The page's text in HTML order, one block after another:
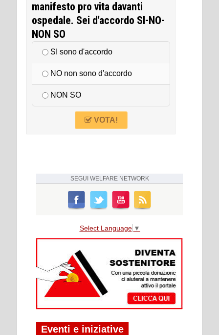
manifesto pro vita davanti
ospedale. Sei d'accordo SI-NO-
NON SO
SI sono d'accordo
NO non sono d'accordo
NON SO
VOTA!
SEGUI WELFARE NETWORK
Select Language ▼
Eventi e iniziative